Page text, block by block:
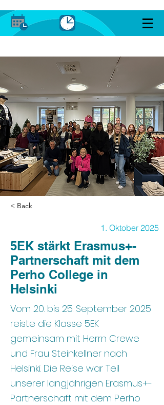
< Back
1. Oktober 2025
5EK stärkt Erasmus+-
Partnerschaft mit dem
Perho College in
Helsinki
Vom 20. bis 25. September 2025
reiste die Klasse 5EK
gemeinsam mit Herrn Crewe
und Frau Steinkellner nach
Helsinki. Die Reise war Teil
unserer langjährigen Erasmus+-
Partnerschaft mit dem Perho